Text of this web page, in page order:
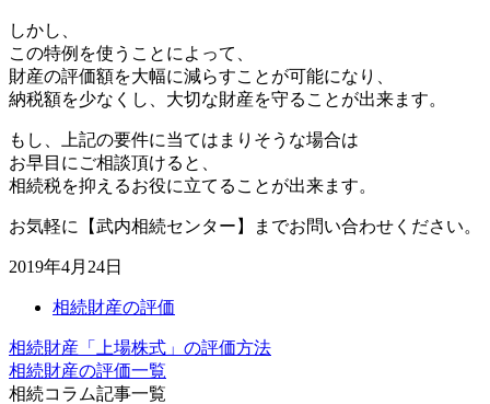
しかし、
この特例を使うことによって、
財産の評価額を大幅に減らすことが可能になり、
納税額を少なくし、大切な財産を守ることが出来ます。
もし、上記の要件に当てはまりそうな場合は
お早目にご相談頂けると、
相続税を抑えるお役に立てることが出来ます。
お気軽に【武内相続センター】までお問い合わせください。
2019年4月24日
相続財産の評価
相続財産「上場株式」の評価方法
相続財産の評価一覧
相続コラム記事一覧